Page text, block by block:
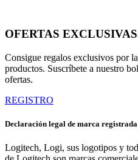
OFERTAS
Consigue regalos exclusivos por
productos. Suscríbete a nuestro
ofertas.
REGISTRO
Declaración legal de marca registrada
Logitech, Logi, sus logotipos y